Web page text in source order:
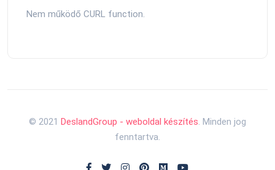
Nem működő CURL function.
© 2021 DeslandGroup - weboldal készítés. Minden jog
fenntartva.